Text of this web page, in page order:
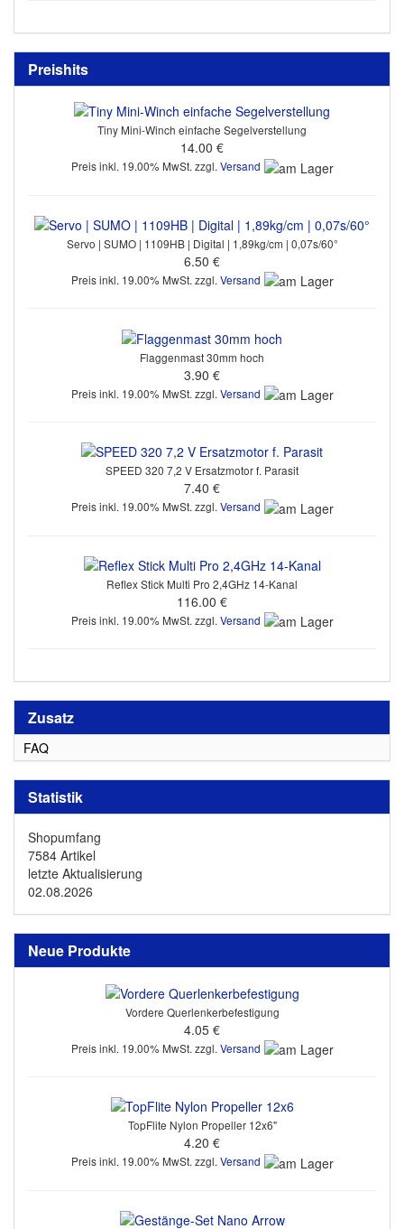
Preishits
Tiny Mini-Winch einfache Segelverstellung
14.00 €
Preis inkl. 19.00% MwSt. zzgl.Versand
Servo | SUMO | 1109HB | Digital | 1,89kg/cm | 0,07s/60°
6.50 €
Preis inkl. 19.00% MwSt. zzgl. Versand
Flaggenmast 30mm hoch
3.90 €
Preis inkl. 19.00% MwSt. zzgl. Versand
SPEED 320 7,2 V Ersatzmotor f. Parasit
7.40 €
Preis inkl. 19.00% MwSt. zzgl. Versand
Reflex Stick Multi Pro 2,4GHz 14-Kanal
116.00 €
Preis inkl. 19.00% MwSt. zzgl. Versand
Zusatz
FAQ
Statistik
Shopumfang
7584 Artikel
letzte Aktualisierung
02.08.2026
Neue Produkte
Vordere Querlenkerbefestigung
4.05 €
Preis inkl. 19.00% MwSt. zzgl. Versand
TopFlite Nylon Propeller 12x6"
4.20 €
Preis inkl. 19.00% MwSt. zzgl. Versand